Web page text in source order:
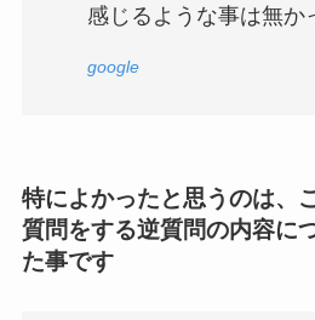
感じるような事は無か
google
特によかったと思うのは、
質問をする逆質問の内容に
た事です